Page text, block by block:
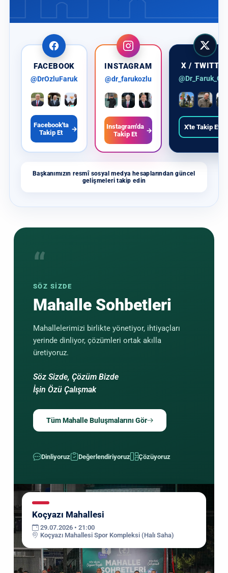
FACEBOOK
@DrOzluFaruk
Facebook'ta
Takip Et
→
INSTAGRAM
@dr_farukozlu
Instagram'da
Takip Et
→
X /
X'te Takip Et
Başkanımızın resmî sosyal medya hesaplarından güncel
gelişmeleri takip edin
“
SÖZ SİZDE
Mahalle Sohbetleri
Mahallelerimizi birlikte yönetiyor, ihtiyaçları
yerinde dinliyor, çözümleri ortak akılla
üretiyoruz.
Söz Sizde, Çözüm Bizde
İşin Özü Çalışmak
Tüm Mahalle Buluşmalarını Gör
Dinliyoruz Değerlendiriyoruz Çözüyoruz
Koçyazı Mahallesi
29.07.2026 • 21:00
Koçyazı Mahallesi Spor Kompleksi (Halı Saha)